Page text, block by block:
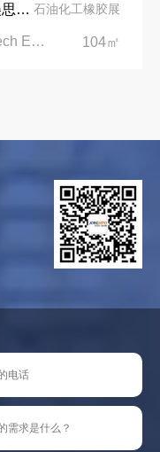
土耳其伊斯坦布尔展台设计丨美思德创新产品，打造聚氨酯行业标杆 石油化工橡胶展
土耳其伊斯坦布尔聚氨酯展Putech Eurasia|土耳其国际会展中心 104㎡